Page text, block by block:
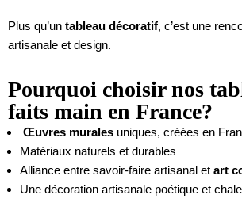
Plus qu’un tableau décoratif, c’est une
artisanale et design.
Pourquoi choisir nos
faits main en France?
Œuvres murales uniques, créées en
Matériaux naturels et durables
Alliance entre savoir-faire artisanal et art
Une décoration artisanale poétique et